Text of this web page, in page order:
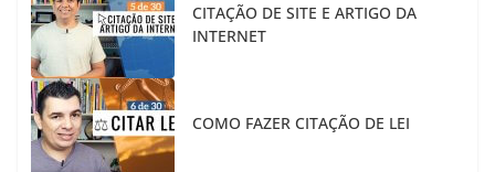
CITAÇÃO DE SITE E ARTIGO DA
INTERNET
COMO FAZER CITAÇÃO DE LEI